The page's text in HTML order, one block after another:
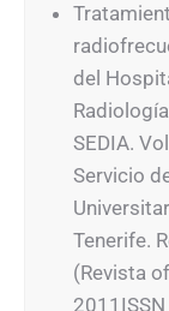
del
SEDIA.
Servicio
Tenerife.
(Revista